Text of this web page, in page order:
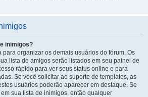
inimigos?
para organizar os demais usuários do fórum. Os
lista de amigos serão listados em seu painel de
rápido para ver seus status online e para
Se você solicitar ao suporte de templates, as
usuários poderão aparecer em destaque. Se
sua lista de inimigos, então qualquer